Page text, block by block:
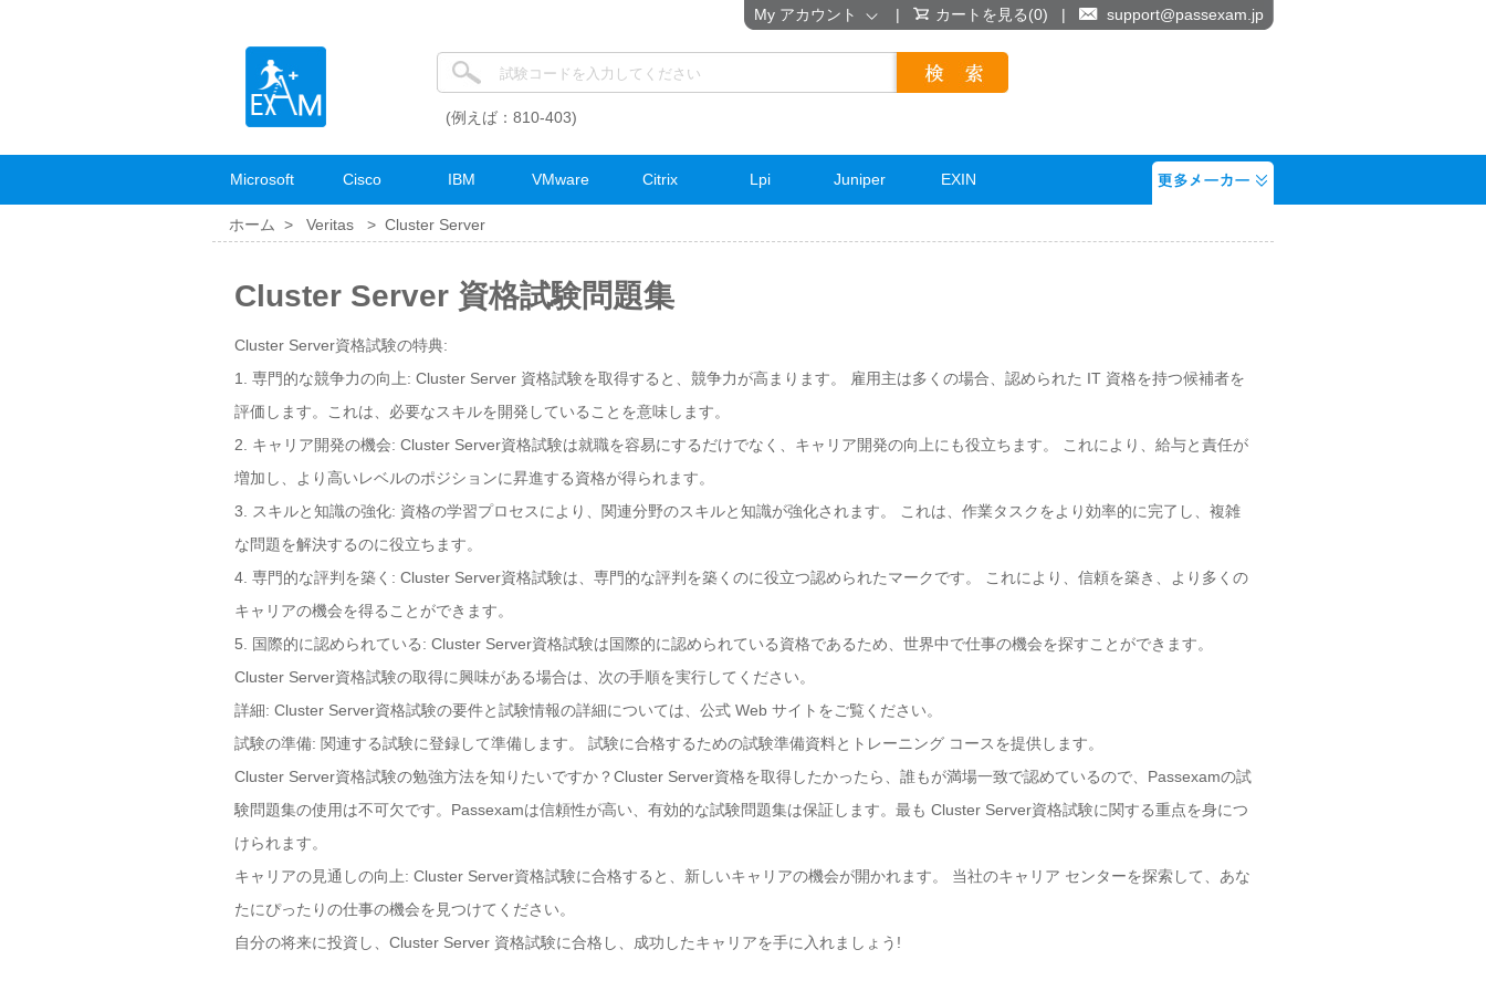
(例えば：810-403)
Microsoft Cisco IBM VMware Citrix Lpi Juniper EXIN
ホーム > Veritas > Cluster Server
Cluster Server 資格試験問題集
Cluster Server資格試験の特典:
1. 専門的な競争力の向上: Cluster Server 資格試験を取得すると、競争力が高まります。 雇用主は多くの場合、認められた IT 資格を持つ候補者を
評価します。これは、必要なスキルを開発していることを意味します。
2. キャリア開発の機会: Cluster Server資格試験は就職を容易にするだけでなく、キャリア開発の向上にも役立ちます。 これにより、給与と責任が
増加し、より高いレベルのポジションに昇進する資格が得られます。
3. スキルと知識の強化: 資格の学習プロセスにより、関連分野のスキルと知識が強化されます。 これは、作業タスクをより効率的に完了し、複雑
な問題を解決するのに役立ちます。
4. 専門的な評判を築く: Cluster Server資格試験は、専門的な評判を築くのに役立つ認められたマークです。 これにより、信頼を築き、より多くの
キャリアの機会を得ることができます。
5. 国際的に認められている: Cluster Server資格試験は国際的に認められている資格であるため、世界中で仕事の機会を探すことができます。
Cluster Server資格試験の取得に興味がある場合は、次の手順を実行してください。
詳細: Cluster Server資格試験の要件と試験情報の詳細については、公式 Web サイトをご覧ください。
試験の準備: 関連する試験に登録して準備します。 試験に合格するための試験準備資料とトレーニング コースを提供します。
Cluster Server資格試験の勉強方法を知りたいですか？Cluster Server資格を取得したかったら、誰もが満場一致で認めているので、Passexamの試
験問題集の使用は不可欠です。Passexamは信頼性が高い、有効的な試験問題集は保証します。最も Cluster Server資格試験に関する重点を身につ
けられます。
キャリアの見通しの向上: Cluster Server資格試験に合格すると、新しいキャリアの機会が開かれます。 当社のキャリア センターを探索して、あな
たにぴったりの仕事の機会を見つけてください。
自分の将来に投資し、Cluster Server 資格試験に合格し、成功したキャリアを手に入れましょう!
My アカウント | カートを見る(0) | support@passexam.jp